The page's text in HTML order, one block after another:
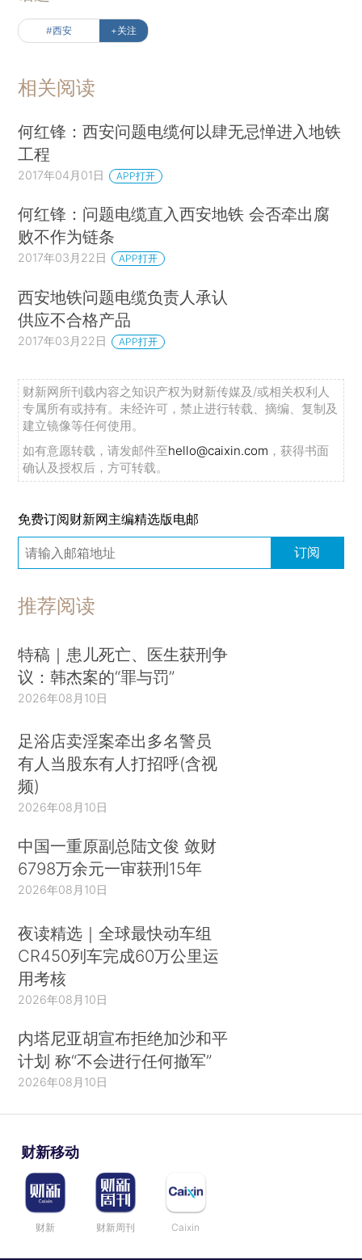
#西安 +关注
相关阅读
何红锋：西安问题电缆何以肆无忌惮进入地铁
工程
2017年04月01日 APP打开
何红锋：问题电缆直入西安地铁 会否牵出腐
败不作为链条
2017年03月22日 APP打开
西安地铁问题电缆负责人承认
供应不合格产品
2017年03月22日 APP打开
财新网所刊载内容之知识产权为财新传媒及/或相关权利人
专属所有或持有。未经许可，禁止进行转载、摘编、复制及
建立镜像等任何使用。
如有意愿转载，请发邮件至hello@caixin.com ，获得书面
确认及授权后，方可转载。
免费订阅财新网主编精选版电邮
订阅
推荐阅读
特稿｜患儿死亡、医生获刑争
议：韩杰案的“罪与罚”
2026年08月10日
足浴店卖淫案牵出多名警员
有人当股东有人打招呼(含视
频)
2026年08月10日
中国一重原副总陆文俊 敛财
6798万余元一审获刑15年
2026年08月10日
夜读精选｜全球最快动车组
CR450列车完成60万公里运
用考核
2026年08月10日
内塔尼亚胡宣布拒绝加沙和平
计划 称“不会进行任何撤军”
2026年08月10日
财新移动
财新 财新周刊 Caixin